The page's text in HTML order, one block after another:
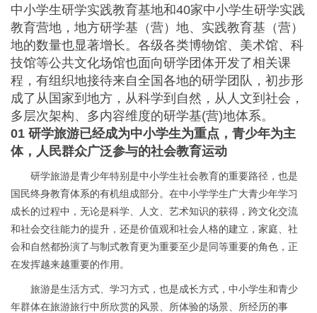
中小学生研学实践教育基地和40家中小学生研学实践
教育营地，地方研学基（营）地、实践教育基（营）
地的数量也显著增长。各级各类博物馆、美术馆、科
技馆等公共文化场馆也面向研学团体开发了相关课
程，有组织地接待来自全国各地的研学团队，初步形
成了从国家到地方，从科学到自然，从人文到社会，
多层次架构、多内容维度的研学基(营)地体系。
01 研学旅游已经成为中小学生为重点，青少年为主
体，人民群众广泛参与的社会教育运动
研学旅游是青少年特别是中小学生社会教育的重要路径，也是
国民终身教育体系的有机组成部分。在中小学学生广大青少年学习
成长的过程中，无论是科学、人文、艺术知识的获得，跨文化交流
和社会交往能力的提升，还是价值观和社会人格的建立，家庭、社
会和自然都扮演了与制式教育更为重要至少是同等重要的角色，正
在发挥越来越重要的作用。
旅游是生活方式、学习方式，也是成长方式，中小学生和青少
年群体在旅游旅行中所欣赏的风景、所体验的场景、所经历的事